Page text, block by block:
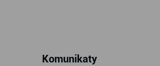
Komunikaty